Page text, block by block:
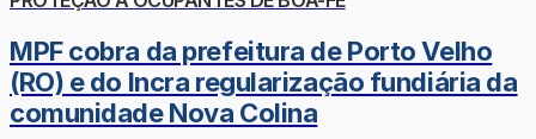
MPF cobra da prefeitura de Porto Velho
(RO) e do Incra regularização fundiária da
comunidade Nova Colina